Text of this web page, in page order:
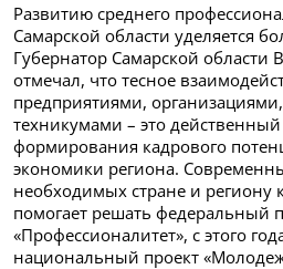
Развитию среднего
Самарской области уделяется
Губернатор Самарской области
отмечал, что тесное
предприятиями,
техникумами – это
формирования кадрового
экономики региона.
необходимых стране и региону
помогает решать федеральный
«Профессионалитет», с этого
национальный проект